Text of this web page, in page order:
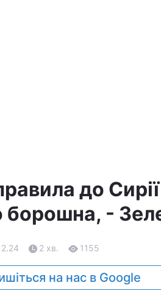
до
борошна, -
2 хв. 1155
на нас в Google